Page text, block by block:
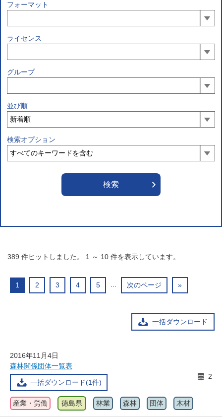
フォーマット
ライセンス
グループ
並び順
検索オプション
389 件ヒットしました。 1 ～ 10 件を表示しています。
1 2 3 4 5 ... 次のページ »
一括ダウンロード
2016年11月4日
森林関係団体一覧表
一括ダウンロード(1件)
2
産業・労働 徳島県 林業 森林 団体 木材